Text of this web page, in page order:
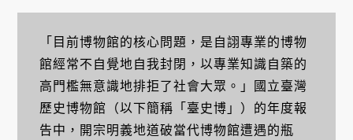
「目前博物館的核心問題，是自詡專業的博物
館經常不自覺地自我封閉，以專業知識自築的
高門檻無意識地排拒了社會大眾。」國立臺灣
歷史博物館（以下簡稱「臺史博」）的年度報
告中，開宗明義地道破當代博物館遭遇的瓶